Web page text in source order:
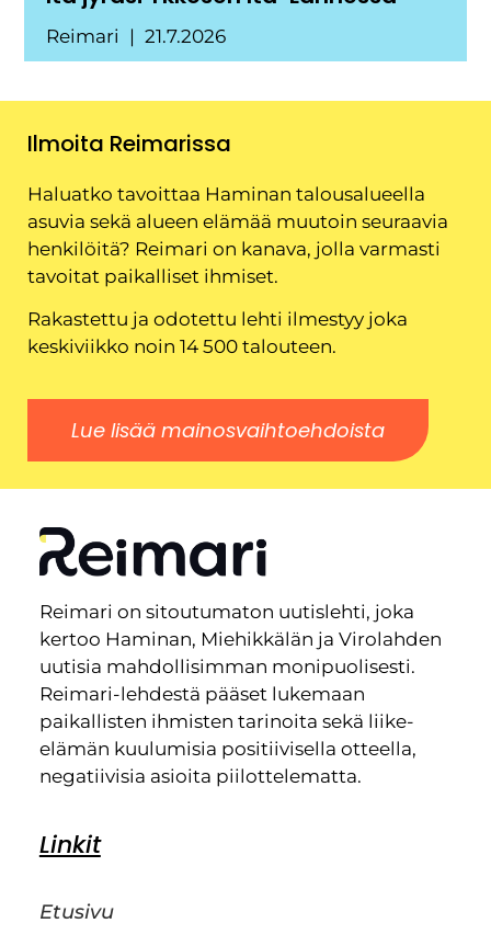
Reimari 21.7.2026
Ilmoita Reimarissa
Haluatko tavoittaa Haminan talousalueella
asuvia sekä alueen elämää muutoin seuraavia
henkilöitä? Reimari on kanava, jolla varmasti
tavoitat paikalliset ihmiset.
Rakastettu ja odotettu lehti ilmestyy joka
keskiviikko noin 14 500 talouteen.
Lue lisää mainosvaihtoehdoista
Reimari on sitoutumaton uutislehti, joka
kertoo Haminan, Miehikkälän ja Virolahden
uutisia mahdollisimman monipuolisesti.
Reimari-lehdestä pääset lukemaan
paikallisten ihmisten tarinoita sekä liike-
elämän kuulumisia positiivisella otteella,
negatiivisia asioita piilottelematta.
Linkit
Etusivu